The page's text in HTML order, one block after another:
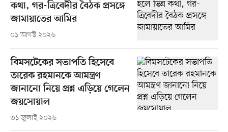
কথা, গর-ত্রিবেদীর বৈঠক প্রসঙ্গে
জামায়াতের আমির
০১ আগস্ট ২০২৬
বিমসটেকের সভাপতি হিসেবে
তারেক রহমানকে আমন্ত্রণ
জানানো নিয়ে প্রশ্ন এড়িয়ে গেলেন
জয়সোয়াল
৩১ জুলাই ২০২৬